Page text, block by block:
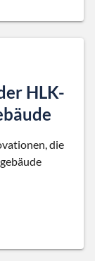
HLK-
die